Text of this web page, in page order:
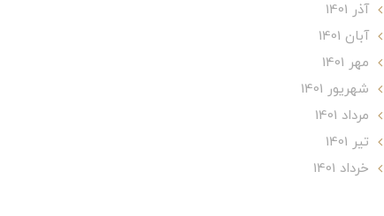
آذر 1401
آبان 1401
مهر 1401
شهریور 1401
مرداد 1401
تير 1401
خرداد 1401